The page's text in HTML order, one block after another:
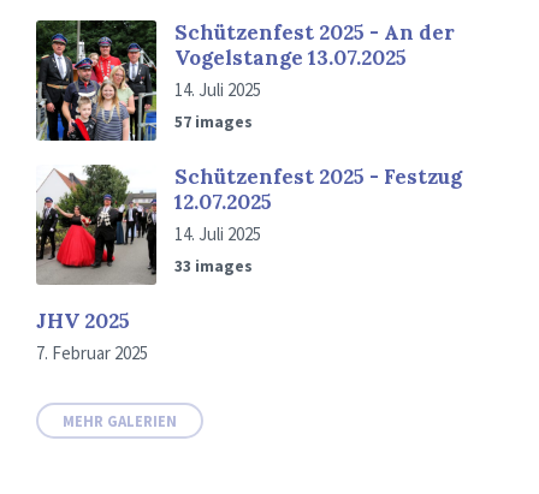
Schützenfest 2025 - An der
Vogelstange 13.07.2025
14. Juli 2025
57 images
Schützenfest 2025 - Festzug
12.07.2025
14. Juli 2025
33 images
JHV 2025
7. Februar 2025
MEHR GALERIEN